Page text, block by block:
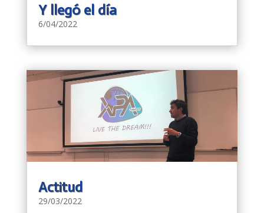
Y llegó el día
6/04/2022
Actitud
29/03/2022